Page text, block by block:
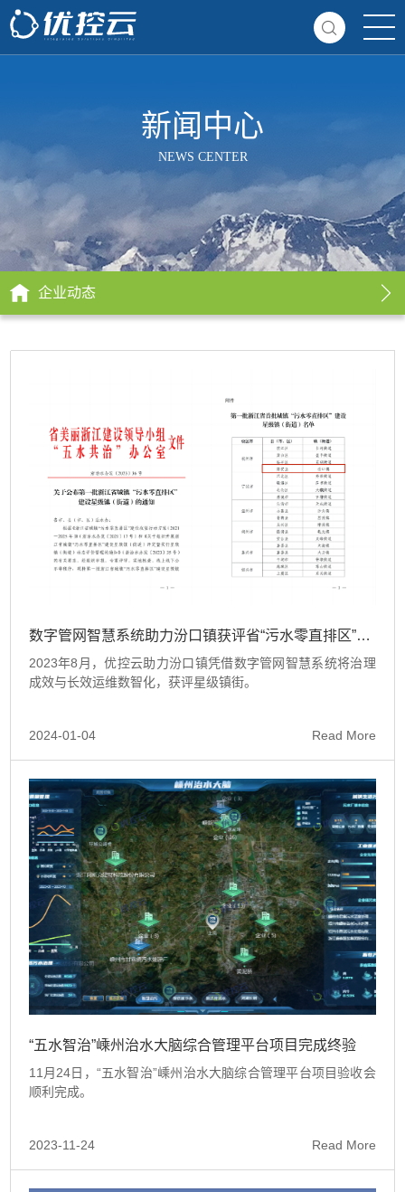
新闻中心
NEWS CENTER
企业动态
数字管网智慧系统助力汾口镇获评省“污水零直排区”星级镇街
2023年8月，优控云助力汾口镇凭借数字管网智慧系统将治理
成效与长效运维数智化，获评星级镇街。
2024-01-04 Read More
“五水智治”嵊州治水大脑综合管理平台项目完成终验
11月24日，“五水智治”嵊州治水大脑综合管理平台项目验收会
顺利完成。
2023-11-24 Read More